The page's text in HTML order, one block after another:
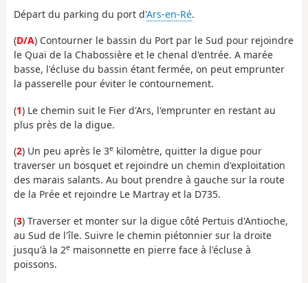
Départ du parking du port d'Ars-en-Ré.
(D/A) Contourner le bassin du Port par le Sud pour rejoindre
le Quai de la Chabossière et le chenal d'entrée. A marée
basse, l'écluse du bassin étant fermée, on peut emprunter
la passerelle pour éviter le contournement.
(1) Le chemin suit le Fier d'Ars, l'emprunter en restant au
plus près de la digue.
(2) Un peu après le 3e kilomètre, quitter la digue pour
traverser un bosquet et rejoindre un chemin d'exploitation
des marais salants. Au bout prendre à gauche sur la route
de la Prée et rejoindre Le Martray et la D735.
(3) Traverser et monter sur la digue côté Pertuis d'Antioche,
au Sud de l'île. Suivre le chemin piétonnier sur la droite
jusqu'à la 2e maisonnette en pierre face à l'écluse à
poissons.